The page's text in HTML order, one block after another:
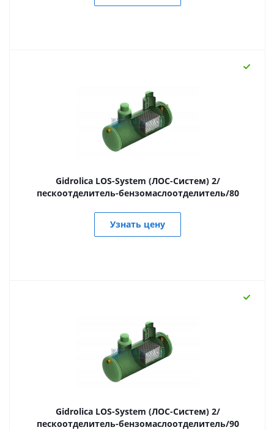
Gidrolica LOS-System (ЛОС-Систем) 2/
пескоотделитель-бензомаслоотделитель/80
Узнать цену
Gidrolica LOS-System (ЛОС-Систем) 2/
пескоотделитель-бензомаслоотделитель/90